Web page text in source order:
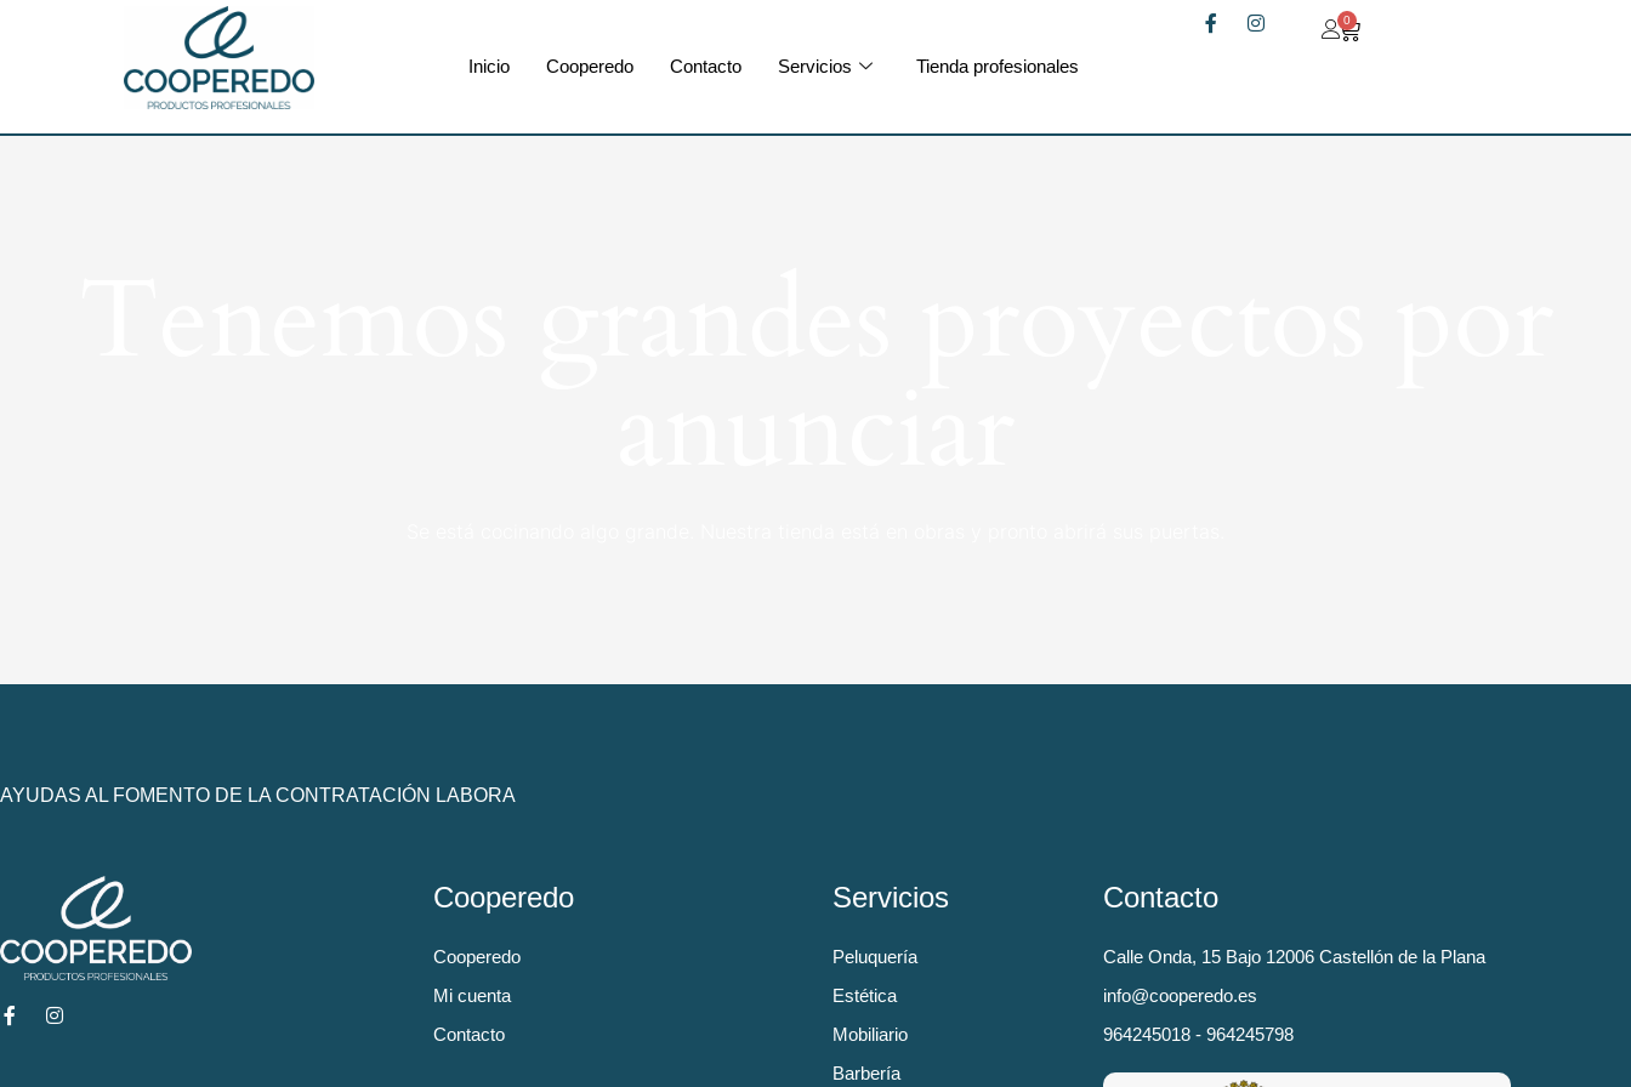
Inicio Cooperedo Contacto Servicios Tienda profesionales
0
AYUDAS AL FOMENTO DE LA CONTRATACIÓN LABORA
Cooperedo
Cooperedo
Mi cuenta
Contacto
Servicios
Peluquería
Estética
Mobiliario
Barbería
Contacto
Calle Onda, 15 Bajo 12006 Castellón de la Plana
info@cooperedo.es
964245018 - 964245798